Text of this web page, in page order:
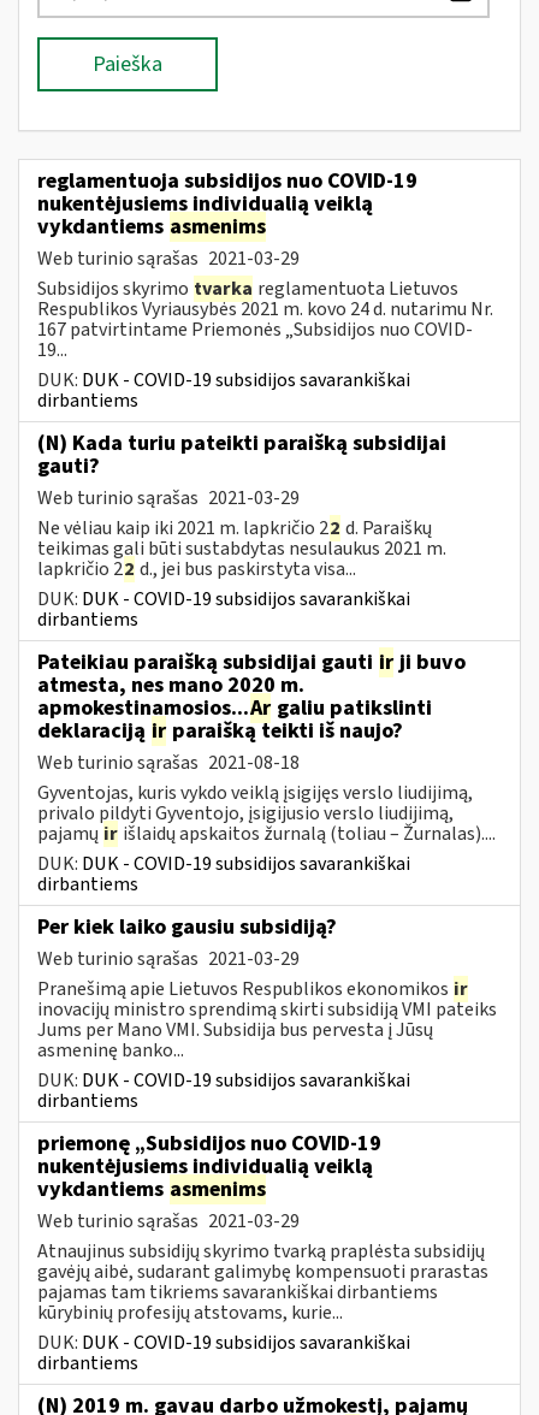
Paieška
reglamentuoja subsidijos nuo COVID-19
nukentėjusiems individualią veiklą
vykdantiems asmenims
Web turinio sąrašas 2021-03-29
Subsidijos skyrimo tvarka reglamentuota Lietuvos
Respublikos Vyriausybės 2021 m. kovo 24 d. nutarimu Nr.
167 patvirtintame Priemonės „Subsidijos nuo COVID-
19...
DUK: DUK - COVID-19 subsidijos savarankiškai
dirbantiems
(N) Kada turiu pateikti paraišką subsidijai
gauti?
Web turinio sąrašas 2021-03-29
Ne vėliau kaip iki 2021 m. lapkričio 22 d. Paraiškų
teikimas gali būti sustabdytas nesulaukus 2021 m.
lapkričio 22 d., jei bus paskirstyta visa...
DUK: DUK - COVID-19 subsidijos savarankiškai
dirbantiems
Pateikiau paraišką subsidijai gauti irji buvo
atmesta, nes mano 2020 m.
apmokestinamosios...Ar galiu patikslinti
deklaraciją ir paraišką teikti iš naujo?
Web turinio sąrašas 2021-08-18
Gyventojas, kuris vykdo veiklą įsigijęs verslo liudijimą,
privalo pildyti Gyventojo, įsigijusio verslo liudijimą,
pajamų ir išlaidų apskaitos žurnalą (toliau – Žurnalas)....
DUK: DUK - COVID-19 subsidijos savarankiškai
dirbantiems
Per kiek laiko gausiu subsidiją?
Web turinio sąrašas 2021-03-29
Pranešimą apie Lietuvos Respublikos ekonomikos ir
inovacijų ministro sprendimą skirti subsidiją VMI pateiks
Jums per Mano VMI. Subsidija bus pervesta į Jūsų
asmeninę banko...
DUK: DUK - COVID-19 subsidijos savarankiškai
dirbantiems
priemonę „Subsidijos nuo COVID-19
nukentėjusiems individualią veiklą
vykdantiems asmenims
Web turinio sąrašas 2021-03-29
Atnaujinus subsidijų skyrimo tvarką praplėsta subsidijų
gavėjų aibė, sudarant galimybę kompensuoti prarastas
pajamas tam tikriems savarankiškai dirbantiems
kūrybinių profesijų atstovams, kurie...
DUK: DUK - COVID-19 subsidijos savarankiškai
dirbantiems
(N) 2019 m. gavau darbo užmokestį, pajamų